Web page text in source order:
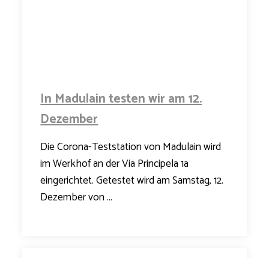
In Madulain testen wir am 12.
Dezember
Die Corona-Teststation von Madulain wird
im Werkhof an der Via Principela 1a
eingerichtet. Getestet wird am Samstag, 12.
Dezember von ...